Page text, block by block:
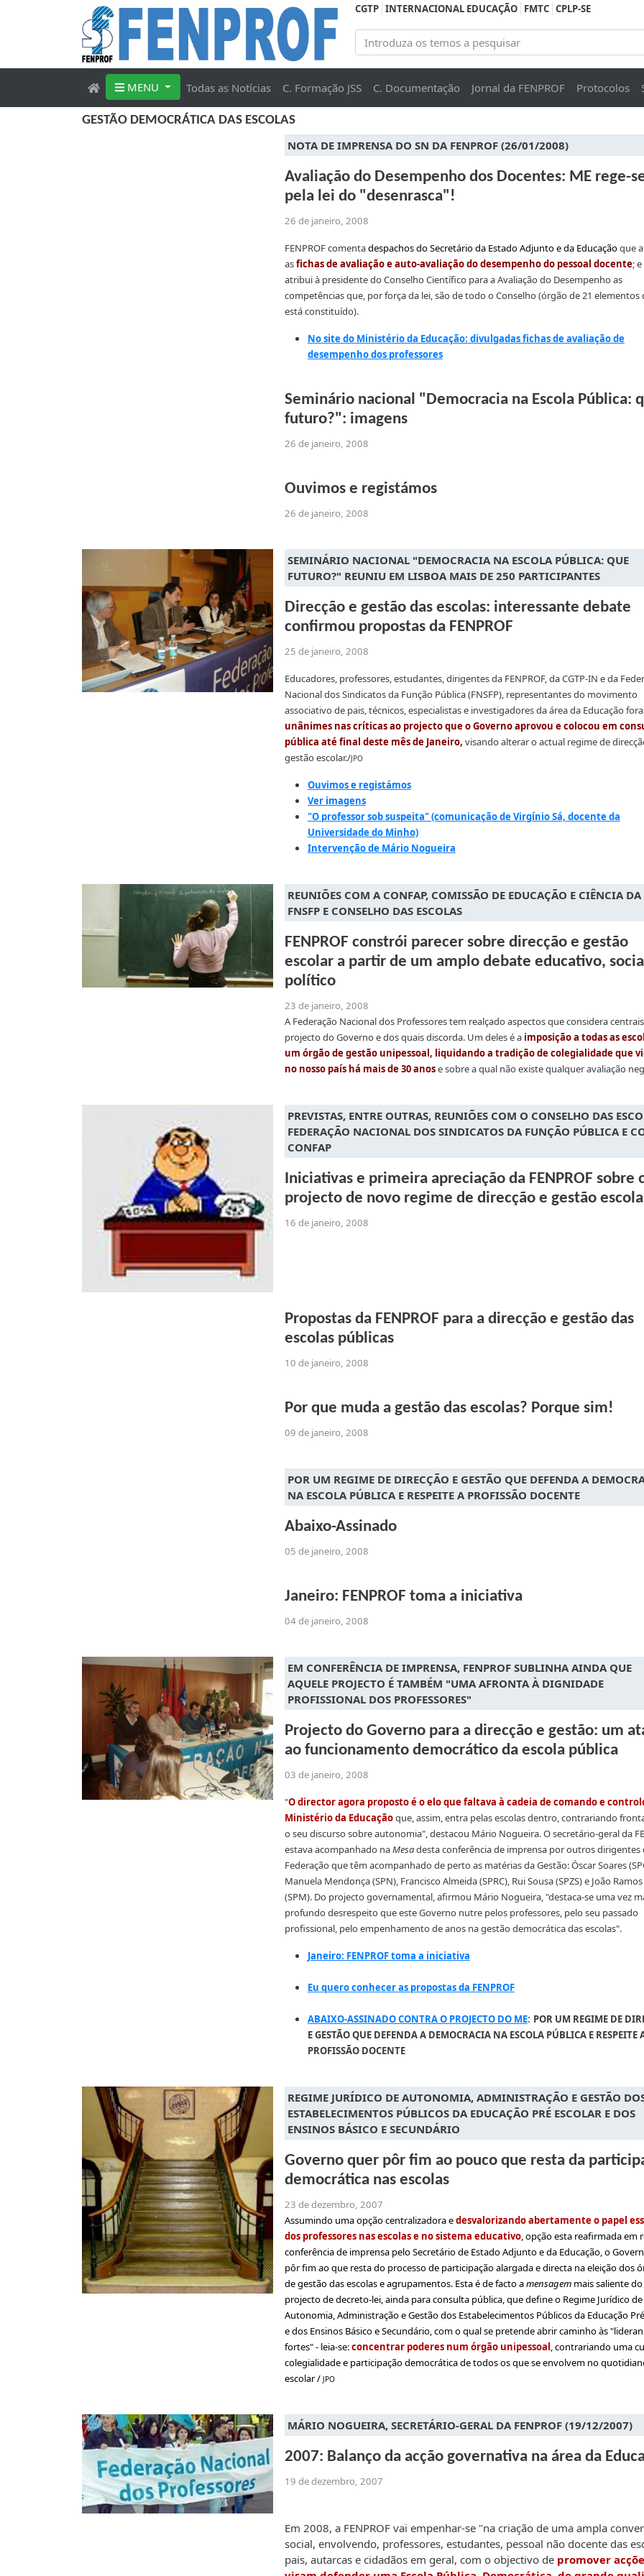
CGTP INTERNACIONAL EDUCAÇÃO FMTC CPLP-SE
MENU Todas as Notícias C. Formação JSS C. Documentação Jornal da FENPROF Protocolos
GESTÃO DEMOCRÁTICA DAS ESCOLAS
NOTA DE IMPRENSA DO SN DA FENPROF (26/01/2008)
Avaliação do Desempenho dos Docentes: ME rege-
pela lei do "desenrasca"!
26 de janeiro, 2008
FENPROF comentadespachos do Secretário da Estado Adjunto e da Educaçãoque
asfichas de avaliação e auto-avaliação do desempenho do pessoal docente;
atribui à presidente do Conselho Científico para a Avaliação do Desempenho as
competências que, por força da lei, são de todo o Conselho (órgão de 21 elementos
está constituído).
No site do Ministério da Educação: divulgadas fichas de avaliação de
desempenho dos professores
Seminário nacional "Democracia na Escola Pública:
futuro?": imagens
26 de janeiro, 2008
Ouvimos e registámos
26 de janeiro, 2008
SEMINÁRIO NACIONAL "DEMOCRACIA NA ESCOLA PÚBLICA: QUE
FUTURO?" REUNIU EM LISBOA MAIS DE 250 PARTICIPANTES
Direcção e gestão das escolas: interessante debate
confirmou propostas da FENPROF
25 de janeiro, 2008
Educadores, professores, estudantes, dirigentes da FENPROF, da CGTP-IN e da
Nacional dos Sindicatos da Função Pública (FNSFP), representantes do movimento
associativo de pais, técnicos, especialistas e investigadores da área da Educação
unânimes nas críticas ao projecto que o Governo aprovou e colocou em
pública até final deste mês de Janeiro, visando alterar o actual regime de
gestão escolar./JPO
Ouvimos e registámos
Ver imagens
"O professor sob suspeita" (comunicação de Virgínio Sá, docente da
Universidade do Minho)
Intervenção de Mário Nogueira
REUNIÕES COM A CONFAP, COMISSÃO DE EDUCAÇÃO E CIÊNCIA DA
FNSFP E CONSELHO DAS ESCOLAS
FENPROF constrói parecer sobre direcção e gestão
escolar a partir de um amplo debate educativo,
político
23 de janeiro, 2008
A Federação Nacional dos Professores tem realçado aspectos que considera
projecto do Governo e dos quais discorda. Um deles é a imposição a todas as
um órgão de gestão unipessoal, liquidando a tradição de colegialidade que
no nosso país há mais de 30 anose sobre a qual não existe qualquer avaliação
PREVISTAS, ENTRE OUTRAS, REUNIÕES COM O CONSELHO DAS
FEDERAÇÃO NACIONAL DOS SINDICATOS DA FUNÇÃO PÚBLICA E
CONFAP
Iniciativas e primeira apreciação da FENPROF sobre
projecto de novo regime de direcção e gestão
16 de janeiro, 2008
Propostas da FENPROF para a direcção e gestão das
escolas públicas
10 de janeiro, 2008
Por que muda a gestão das escolas? Porque sim!
09 de janeiro, 2008
POR UM REGIME DE DIRECÇÃO E GESTÃO QUE DEFENDA A
NA ESCOLA PÚBLICA E RESPEITE A PROFISSÃO DOCENTE
Abaixo-Assinado
05 de janeiro, 2008
Janeiro: FENPROF toma a iniciativa
04 de janeiro, 2008
EM CONFERÊNCIA DE IMPRENSA, FENPROF SUBLINHA AINDA QUE
AQUELE PROJECTO É TAMBÉM "UMA AFRONTA À DIGNIDADE
PROFISSIONAL DOS PROFESSORES"
Projecto do Governo para a direcção e gestão: um
ao funcionamento democrático da escola pública
03 de janeiro, 2008
"O director agora proposto é o elo que faltava à cadeia de comando e
Ministério da Educaçãoque, assim, entra pelas escolas dentro, contrariando
o seu discurso sobre autonomia", destacou Mário Nogueira. O secretário-geral da
estava acompanhado naMesadesta conferência de imprensa por outros dirigentes
Federação que têm acompanhado de perto as matérias da Gestão: Óscar Soares
Manuela Mendonça (SPN), Francisco Almeida (SPRC), Rui Sousa (SPZS) e João
(SPM). Do projecto governamental, afirmou Mário Nogueira, "destaca-se uma vez
profundo desrespeito que este Governo nutre pelos professores, pelo seu passado
profissional, pelo empenhamento de anos na gestão democrática das escolas".
Janeiro: FENPROF toma a iniciativa
Eu quero conhecer as propostas da FENPROF
ABAIXO-ASSINADO CONTRA O PROJECTO DO ME: POR UM REGIME DE
E GESTÃO QUE DEFENDAA DEMOCRACIA NA ESCOLA PÚBLICA E RESPEITE
PROFISSÃO DOCENTE
REGIME JURÍDICO DE AUTONOMIA, ADMINISTRAÇÃO E GESTÃO
ESTABELECIMENTOS PÚBLICOS DA EDUCAÇÃO PRÉ ESCOLAR E DOS
ENSINOS BÁSICO E SECUNDÁRIO
Governo quer pôr fim ao pouco que resta da
democrática nas escolas
23 de dezembro, 2007
Assumindo uma opção centralizadora edesvalorizando abertamente o papel
dos professores nas escolas e no sistema educativo, opção esta reafirmada em
conferência de imprensa pelo Secretário de Estado Adjunto e da Educação, o
pôr fim ao que resta do processo de participação alargada e directa na eleição dos
de gestão das escolas e agrupamentos. Esta é de facto amensagemmais saliente
projecto de decreto-lei, ainda para consulta pública, que define o Regime Jurídico de
Autonomia, Administração e Gestão dos Estabelecimentos Públicos da Educação
e dos Ensinos Básico e Secundário, com o qual se pretende abrir caminho às
fortes" - leia-se:concentrar poderes num órgão unipessoal, contrariando uma
colegialidade e participação democrática de todos os que se envolvem no
escolar / JPO
MÁRIO NOGUEIRA, SECRETÁRIO-GERAL DA FENPROF (19/12/2007)
2007: Balanço da acção governativa na área da
19 de dezembro, 2007
Em 2008, a FENPROF vai empenhar-se "na criação de uma ampla
social, envolvendo, professores, estudantes, pessoal não docente das
pais, autarcas e cidadãos em geral, com o objectivo de promover